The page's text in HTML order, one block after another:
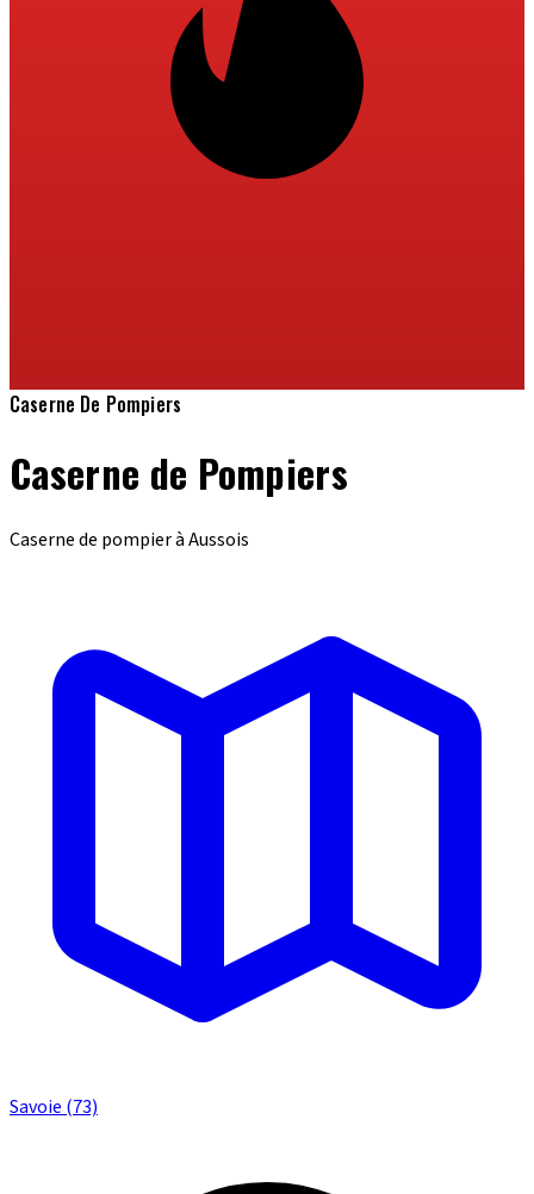
Caserne De Pompiers
Caserne de Pompiers
Caserne de pompier à Aussois
Savoie (73)